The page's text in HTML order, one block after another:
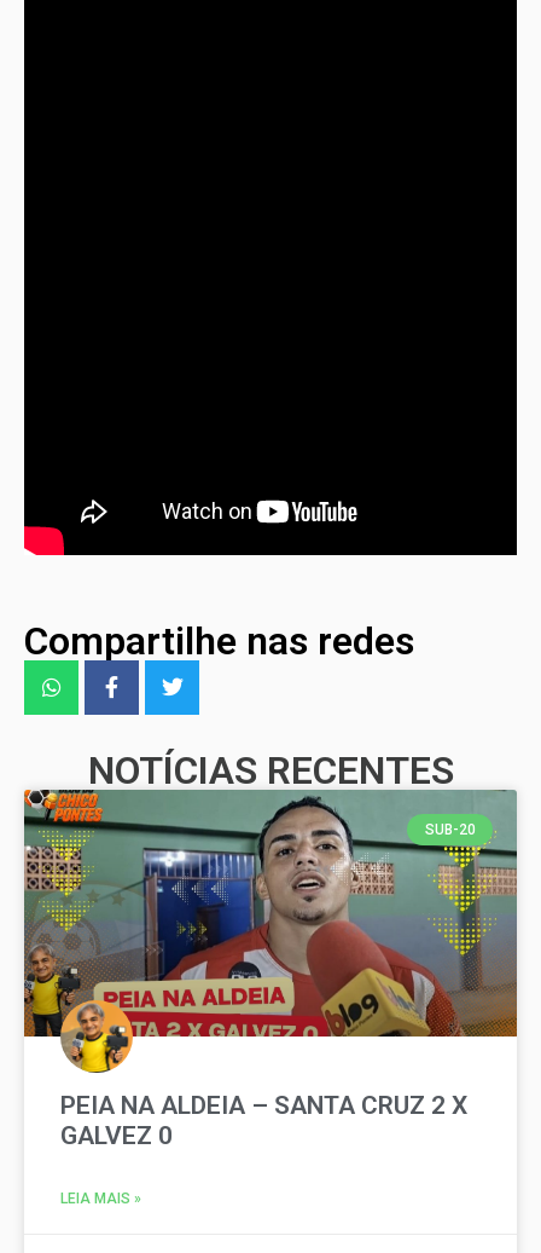
Compartilhe nas redes
NOTÍCIAS RECENTES
SUB-20
PEIA NA ALDEIA – SANTA CRUZ 2 X
GALVEZ 0
LEIA MAIS »